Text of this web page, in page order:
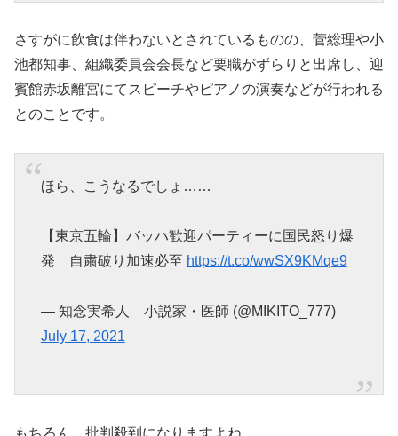
さすがに飲食は伴わないとされているものの、菅総理や小
池都知事、組織委員会会長など要職がずらりと出席し、迎
賓館赤坂離宮にてスピーチやピアノの演奏などが行われる
とのことです。
ほら、こうなるでしょ……
【東京五輪】バッハ歓迎パーティーに国民怒り爆
発 自粛破り加速必至 https://t.co/wwSX9KMqe9
— 知念実希人 小説家・医師 (@MIKITO_777)
July 17, 2021